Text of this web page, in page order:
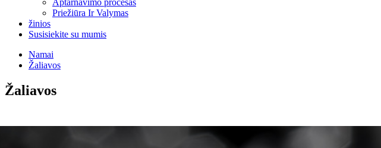
Aptarnavimo procesas
Priežiūra Ir Valymas
žinios
Susisiekite su mumis
Namai
Žaliavos
Žaliavos